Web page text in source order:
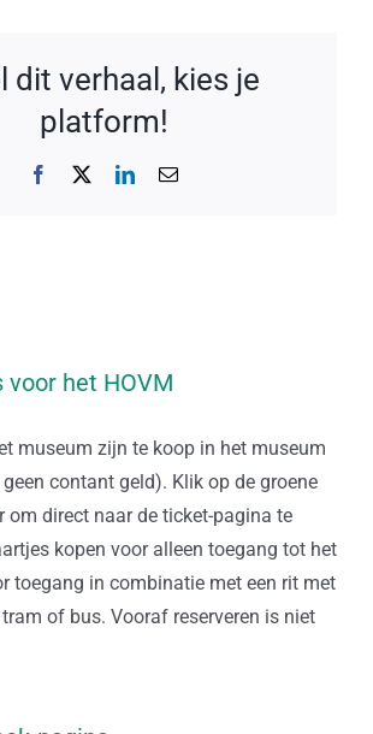
dit verhaal, kies je
platform!
Facebook LinkedIn
E-
het HOVM
museum zijn te koop in het museum
contant geld). Klik op de groene
om direct naar de ticket-pagina te
kopen voor alleen toegang tot het
toegang in combinatie met een rit met
of bus. Vooraf reserveren is niet